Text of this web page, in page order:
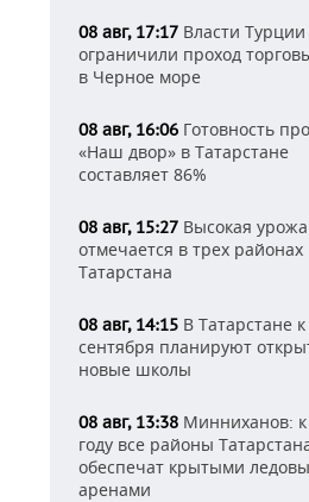
08 авг, 17:17 Власти Турции
ограничили проход
в Черное море
08 авг, 16:06 Готовность
«Наш двор» в Татарстане
составляет 86%
08 авг, 15:27 Высокая
отмечается в трех районах
Татарстана
08 авг, 14:15 В Татарстане к
сентября планируют
новые школы
08 авг, 13:38 Минниханов: к
году все районы
обеспечат крытыми
аренами